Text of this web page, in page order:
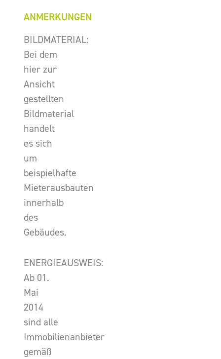
ANMERKUNGEN
BILDMATERIAL:
Bei dem
hier zur
Ansicht
gestellten
Bildmaterial
handelt
es sich
um
beispielhafte
Mieterausbauten
innerhalb
des
Gebäudes.
ENERGIEAUSWEIS:
Ab 01.
Mai
2014
sind alle
Immobilienanbieter
gemäß